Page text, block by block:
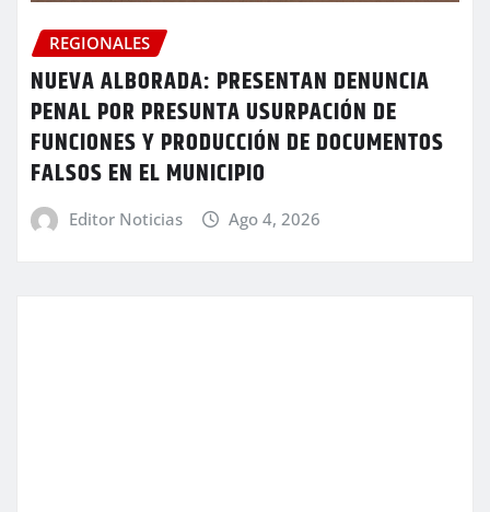
REGIONALES
NUEVA ALBORADA: PRESENTAN DENUNCIA
PENAL POR PRESUNTA USURPACIÓN DE
FUNCIONES Y PRODUCCIÓN DE DOCUMENTOS
FALSOS EN EL MUNICIPIO
Editor Noticias Ago 4, 2026